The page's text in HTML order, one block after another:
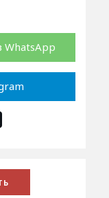
WhatsApp